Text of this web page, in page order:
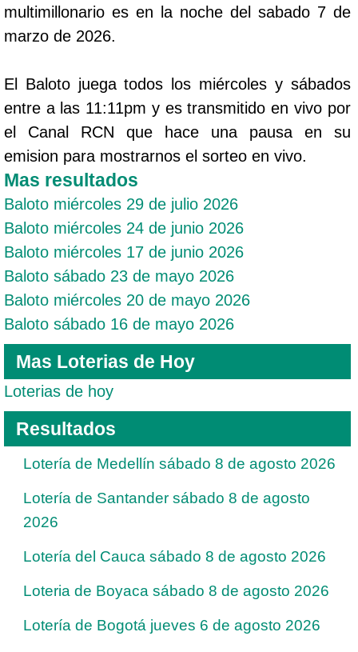
multimillonario es en la noche del sabado 7 de
marzo de 2026.
El Baloto juega todos los miércoles y sábados
entre a las 11:11pm y es transmitido en vivo por
el Canal RCN que hace una pausa en su
emision para mostrarnos el sorteo en vivo.
Mas resultados
Baloto miércoles 29 de julio 2026
Baloto miércoles 24 de junio 2026
Baloto miércoles 17 de junio 2026
Baloto sábado 23 de mayo 2026
Baloto miércoles 20 de mayo 2026
Baloto sábado 16 de mayo 2026
Mas Loterias de Hoy
Loterias de hoy
Resultados
Lotería de Medellín sábado 8 de agosto 2026
Lotería de Santander sábado 8 de agosto
2026
Lotería del Cauca sábado 8 de agosto 2026
Loteria de Boyaca sábado 8 de agosto 2026
Lotería de Bogotá jueves 6 de agosto 2026